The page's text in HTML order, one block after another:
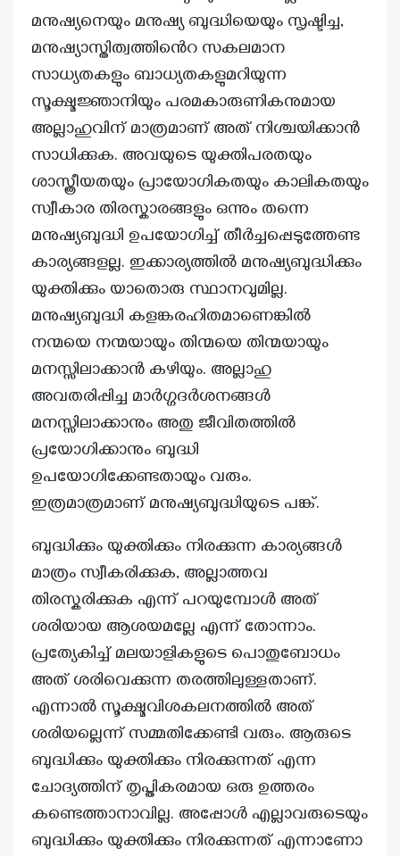
മനുഷ്യനെയും മനുഷ്യ ബുദ്ധിയെയും സൃഷ്ടിച്ച,
മനുഷ്യാസ്തിത്വത്തിൻെറ സകലമാന
സാധ്യതകളും ബാധ്യതകളുമറിയുന്ന
സൂക്ഷ്മജ്ഞാനിയും പരമകാരുണികനുമായ
അല്ലാഹുവിന് മാത്രമാണ് അത് നിശ്ചയിക്കാൻ
സാധിക്കുക. അവയുടെ യുക്തിപരതയും
ശാസ്ത്രീയതയും പ്രായോഗികതയും കാലികതയും
സ്വീകാര തിരസ്കാരങ്ങളും ഒന്നും തന്നെ
മനുഷ്യബുദ്ധി ഉപയോഗിച്ച് തീർച്ചപ്പെടുത്തേണ്ട
കാര്യങ്ങളല്ല. ഇക്കാര്യത്തിൽ മനുഷ്യബുദ്ധിക്കും
യുക്തിക്കും യാതൊരു സ്ഥാനവുമില്ല.
മനുഷ്യബുദ്ധി കളങ്കരഹിതമാണെങ്കിൽ
നന്മയെ നന്മയായും തിന്മയെ തിന്മയായും
മനസ്സിലാക്കാൻ കഴിയും. അല്ലാഹു
അവതരിപ്പിച്ച മാർഗ്ഗദർശനങ്ങൾ
മനസ്സിലാക്കാനും അതു ജീവിതത്തിൽ
പ്രയോഗിക്കാനും ബുദ്ധി
ഉപയോഗിക്കേണ്ടതായും വരും.
ഇത്രമാത്രമാണ് മനുഷ്യബുദ്ധിയുടെ പങ്ക്.
ബുദ്ധിക്കും യുക്തിക്കും നിരക്കുന്ന കാര്യങ്ങൾ
മാത്രം സ്വീകരിക്കുക, അല്ലാത്തവ
തിരസ്കരിക്കുക എന്ന് പറയുമ്പോൾ അത്
ശരിയായ ആശയമല്ലേ എന്ന് തോന്നാം.
പ്രത്യേകിച്ച് മലയാളികളുടെ പൊതുബോധം
അത് ശരിവെക്കുന്ന തരത്തിലുള്ളതാണ്.
എന്നാൽ സൂക്ഷ്മവിശകലനത്തിൽ അത്
ശരിയല്ലെന്ന് സമ്മതിക്കേണ്ടി വരും. ആരുടെ
ബുദ്ധിക്കും യുക്തിക്കും നിരക്കുന്നത് എന്ന
ചോദ്യത്തിന് തൃപ്തികരമായ ഒരു ഉത്തരം
കണ്ടെത്താനാവില്ല. അപ്പോൾ എല്ലാവരുടെയും
ബുദ്ധിക്കും യുക്തിക്കും നിരക്കുന്നത് എന്നാണോ